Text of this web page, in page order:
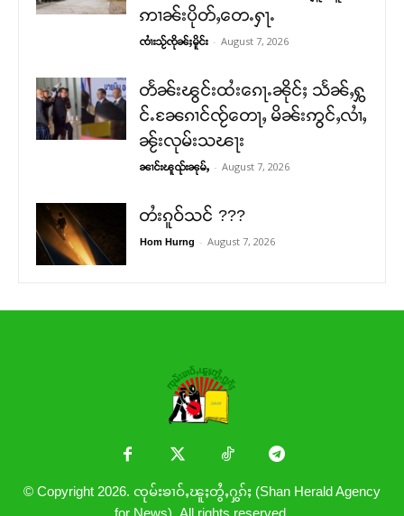
ဢၢၼ်းပိုတ်ႇတေႉႁႃႉ
ၸၢႆးသႂ်ၸိုၼ်ႈမိူင်း - August 7, 2026
တႅၼ်းၽွင်းထႆးၵေႃႉၼိုင်ႈ သႅၼ်ႇႁွ
င်ႉၼႄၵၢင်ၸႂ်တေႃႇ မိၼ်းဢွင်ႇလၢႆႇ
ၼႂ်းလုမ်းသၽႃး
ၼၢင်းၽူၺ်းၼုမ်ႇ - August 7, 2026
တႆးၵူဝ်သင် ???
Hom Hurng - August 7, 2026
© Copyright 2026. ၸုမ်းၶၢဝ်ႇၽူႈတွႆႇႁွၵ်ႈ (Shan Herald Agency
for News). All rights reserved.